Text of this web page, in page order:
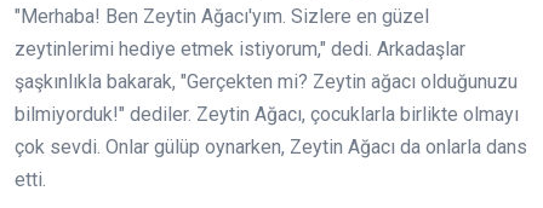
"Merhaba! Ben Zeytin Ağacı'yım. Sizlere en güzel
zeytinlerimi hediye etmek istiyorum," dedi. Arkadaşlar
şaşkınlıkla bakarak, "Gerçekten mi? Zeytin ağacı olduğunuzu
bilmiyorduk!" dediler. Zeytin Ağacı, çocuklarla birlikte olmayı
çok sevdi. Onlar gülüp oynarken, Zeytin Ağacı da onlarla dans
etti.